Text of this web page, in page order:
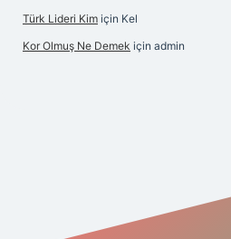
Türk Lideri Kim için Kel
Kor Olmuş Ne Demek için admin